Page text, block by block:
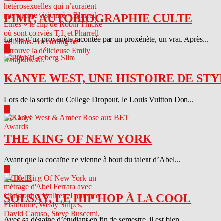
PIMP, AUTOBIOGRAPHIE CULTE
La vie d’un proxénète racontée par un proxénète, un vrai. Après...
04.12.13
KANYE WEST, UNE HISTOIRE DE
Lors de la sortie du College Dropout, le Louis Vuitton Don...
04.11.13
THE KING OF NEW YORK
Avant que la cocaïne ne vienne à bout du talent d’Abel...
04.10.13
SOLSAY, LE HIP HOP À LA COOL